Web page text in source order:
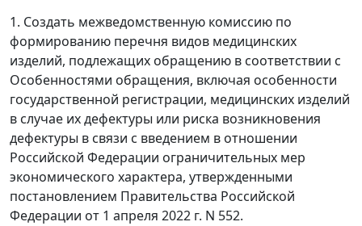
1. Создать межведомственную комиссию по
формированию перечня видов медицинских
изделий, подлежащих обращению в соответствии с
Особенностями обращения, включая особенности
государственной регистрации, медицинских изделий
в случае их дефектуры или риска возникновения
дефектуры в связи с введением в отношении
Российской Федерации ограничительных мер
экономического характера, утвержденными
постановлением Правительства Российской
Федерации от 1 апреля 2022 г. N 552.